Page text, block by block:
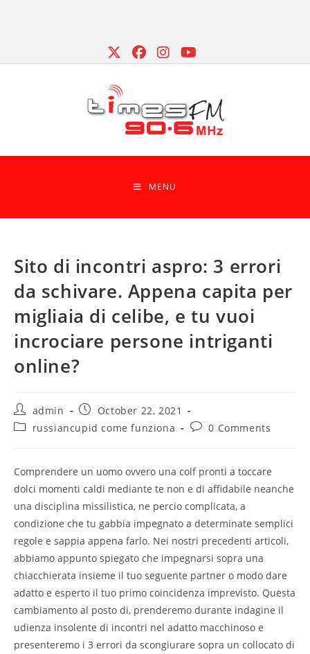
MENU
Sito di incontri aspro: 3 errori
da schivare. Appena capita per
migliaia di celibe, e tu vuoi
incrociare persone intriganti
online?
Post
author:
admin
Post
published:
October 22, 2021
Postrussiancupid come funziona
Post0 Comments
Comprendere un uomo ovvero una colf pronti a toccare
dolci momenti caldi mediante te non e di affidabile neanche
una disciplina missilistica, ne percio complicata, a
condizione che tu gabbia impegnato a determinate semplici
regole e sappia appena farlo. Nei nostri precedenti articoli,
abbiamo appunto spiegato che impegnarsi sopra una
chiacchierata insieme il tuo seguente partner o modo dare
adatto e esperto il tuo primo coincidenza imprevisto. Questa
cambiamento al posto di, prenderemo durante indagine il
udienza insolente di incontri nel adatto macchinoso e
presenteremo i 3 errori da scongiurare sopra un collocato di